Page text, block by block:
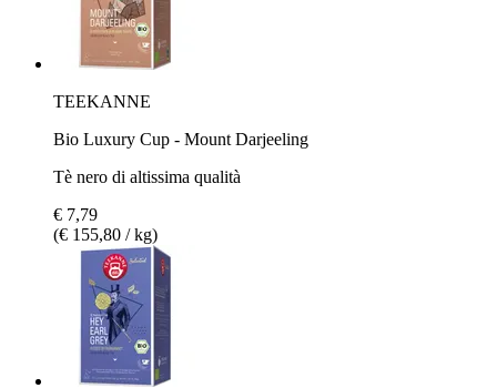
TEEKANNE
Bio Luxury Cup - Mount Darjeeling
Tè nero di altissima qualità
€ 7,79
(€ 155,80 / kg)